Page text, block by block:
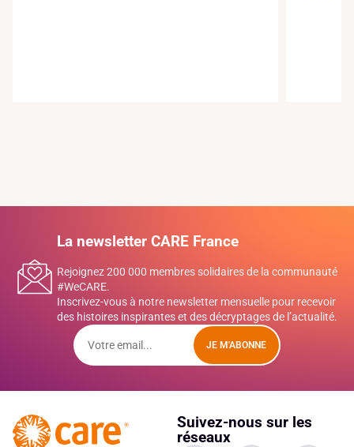
La newsletter CARE France
Rejoignez 200 000 membres solidaires de la communauté
#WeCARE.
Inscrivez-vous à notre newsletter mensuelle pour recevoir
des histoires inspirantes et des décryptages de l’actualité.
JE M'ABONNE
Suivez-nous sur les
réseaux